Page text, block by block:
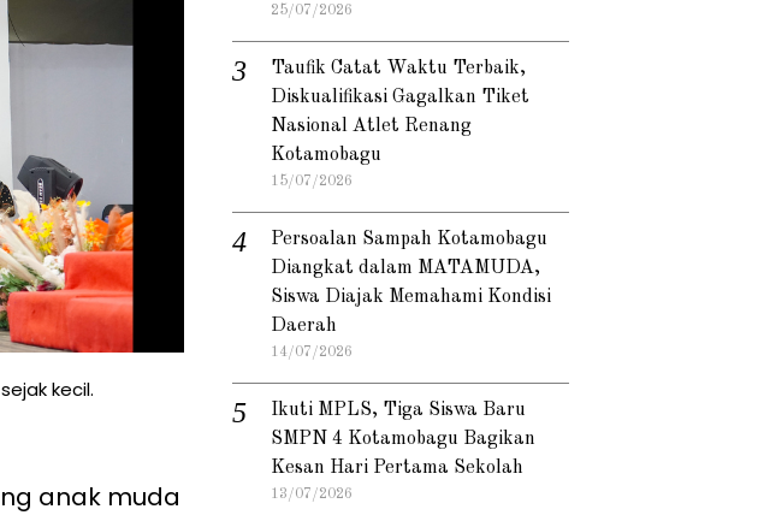
kecil.
anak muda
25/07/2026
Taufik Catat Waktu Terbaik,
Diskualifikasi Gagalkan Tiket
Nasional Atlet Renang
Kotamobagu
15/07/2026
Persoalan Sampah Kotamobagu
Diangkat dalam MATAMUDA,
Siswa Diajak Memahami Kondisi
Daerah
14/07/2026
Ikuti MPLS, Tiga Siswa Baru
SMPN 4 Kotamobagu Bagikan
Kesan Hari Pertama Sekolah
13/07/2026